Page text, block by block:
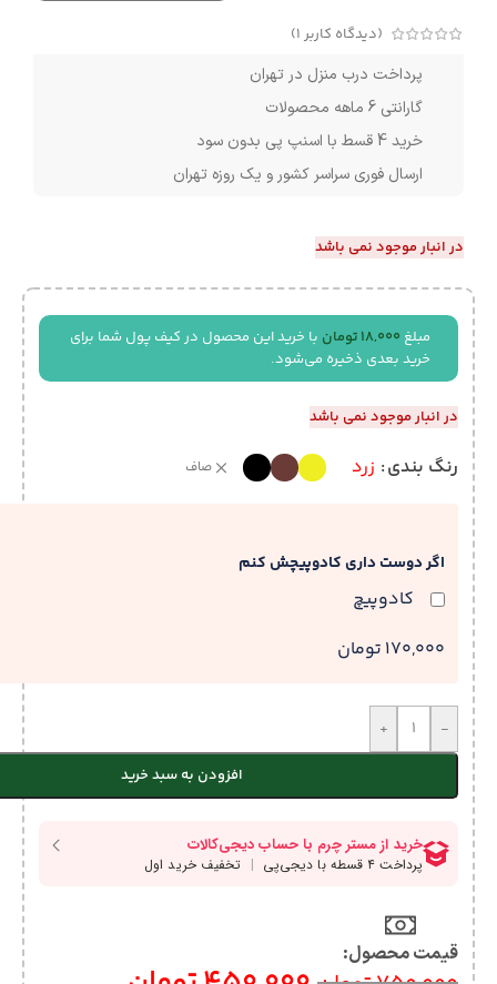
(دیدگاه کاربر 1
)
پرداخت درب منزل در تهران
گارانتی 6 ماهه محصولات
خرید 4 قسط با اسنپ پی بدون سود
ارسال فوری سراسر کشور و یک روزه تهران
در انبار موجود نمی باشد
مبلغ 18,000 تومان با خرید این محصول در کیف پول شما برای
خرید بعدی ذخیره می‌شود.
در انبار موجود نمی باشد
رنگ بندی زرد صاف
اگر دوست داری کادوپیچش کنم
کادوپیچ
170,000 تومان
-
+
افزودن به سبد خرید
قیمت محصول:​